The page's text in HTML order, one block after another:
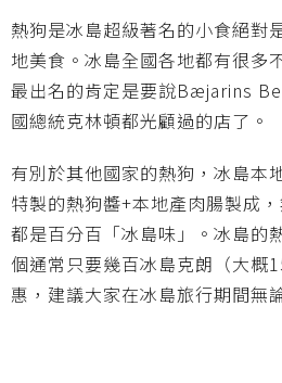
熱狗是冰島超級著名的小食絕對
地美食。冰島全國各地都有很多
最出名的肯定是要說Bæjarins
國總統克林頓都光顧過的店了。
有別於其他國家的熱狗，冰島本
特製的熱狗醬+本地產肉腸製成
都是百分百「冰島味」。冰島的
個通常只要幾百冰島克朗（大概
惠，建議大家在冰島旅行期間無